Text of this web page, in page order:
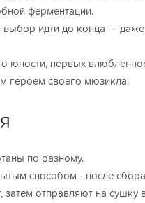
ферментации.
выбор идти до конца — даже
первых
героем своего мюзикла.
по разному.
способом - после
отправляют на сушку